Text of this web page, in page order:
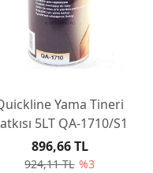
Yama Tineri
5LT QA-1710/S1
924,11 TL %3
896,66 TL